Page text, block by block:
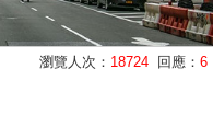
瀏覽人次： 18724 回應： 6